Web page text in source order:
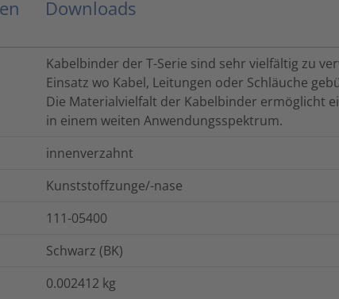
Downloads
Kabelbinder der T-Serie sind sehr vielfältig zu
Einsatz wo Kabel, Leitungen oder Schläuche
Die Materialvielfalt der Kabelbinder ermöglicht
in einem weiten Anwendungsspektrum.
innenverzahnt
Kunststoffzunge/-nase
111-05400
Schwarz (BK)
0.002412 kg